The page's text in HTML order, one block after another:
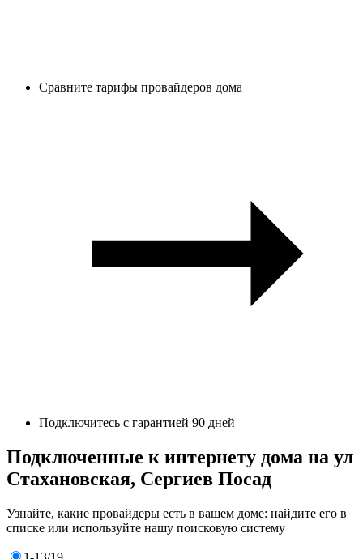
Сравните тарифы провайдеров дома
Подключитесь с гарантией 90 дней
Подключенные к интернету дома на ул
Стахановская, Сергиев Посад
Узнайте, какие провайдеры есть в вашем доме: найдите его в
списке или используйте нашу поисковую систему